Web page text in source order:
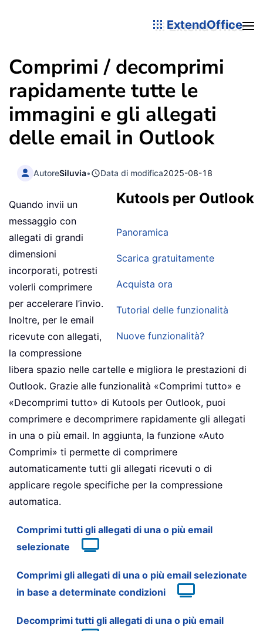
ExtendOffice
Comprimi / decomprimi
rapidamente tutte le
immagini e gli allegati
delle email in Outlook
AutoreSiluvia• Data di modifica2025-08-18
Kutools per Outlook
Panoramica
Scarica gratuitamente
Acquista ora
Tutorial delle funzionalità
Nuove funzionalità?
Quando invii un
messaggio con
allegati di grandi
dimensioni
incorporati, potresti
volerli comprimere
per accelerare l’invio.
Inoltre, per le email
ricevute con allegati,
la compressione
libera spazio nelle cartelle e migliora le prestazioni di
Outlook. Grazie alle funzionalità «Comprimi tutto» e
«Decomprimi tutto» di Kutools per Outlook, puoi
comprimere e decomprimere rapidamente gli allegati
in una o più email. In aggiunta, la funzione «Auto
Comprimi» ti permette di comprimere
automaticamente tutti gli allegati ricevuti o di
applicare regole specifiche per la compressione
automatica.
Comprimi tutti gli allegati di una o più email
selezionate
Comprimi gli allegati di una o più email selezionate
in base a determinate condizioni
Decomprimi tutti gli allegati di una o più email